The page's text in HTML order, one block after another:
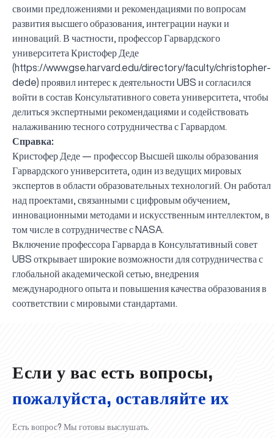
своими предложениями и рекомендациями по вопросам
развития высшего образования, интеграции науки и
инноваций. В частности, профессор Гарвардского
университета Кристофер Деде
(https://www.gse.harvard.edu/directory/faculty/christopher-
dede) проявил интерес к деятельности UBS и согласился
войти в состав Консультативного совета университета, чтобы
делиться экспертными рекомендациями и содействовать
налаживанию тесного сотрудничества с Гарвардом.
Справка:
Кристофер Деде — профессор Высшей школы образования
Гарвардского университета, один из ведущих мировых
экспертов в области образовательных технологий. Он работал
над проектами, связанными с цифровым обучением,
инновационными методами и искусственным интеллектом, в
том числе в сотрудничестве с NASA.
Включение профессора Гарварда в Консультативный совет
UBS открывает широкие возможности для сотрудничества с
глобальной академической сетью, внедрения
международного опыта и повышения качества образования в
соответствии с мировыми стандартами.
UBS professori "Yangi O‘zbekiston yosh olimlari"
qatoridan joy oldi!
Вышел новый номер нашей любимой газеты «UBS
Xabarnomasi»!
Анализ деятельности UBS и планы на перспективу
Преподаватели UBS повысили квалификацию в
Кыргызстане
Вперёд к победе, Узбекистан!
НАЗНАЧЕНИЕ
UBS в средствах массовой информации
UBS и выпускники университета удостоены наград
хокимията области
Хотите вывести изучение языка на новый уровень?
Inson kapitaliga yo‘naltirilgan investitsiya — Yangi
O‘zbekiston taraqqiyotining eng muhim tayanchi
Если у вас есть вопросы,
пожалуйста, оставляйте их
Есть вопрос? Мы готовы выслушать.